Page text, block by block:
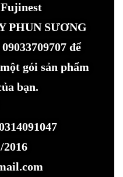
PHUN SƯƠNG
để
gói sản phẩm
bạn.
2016